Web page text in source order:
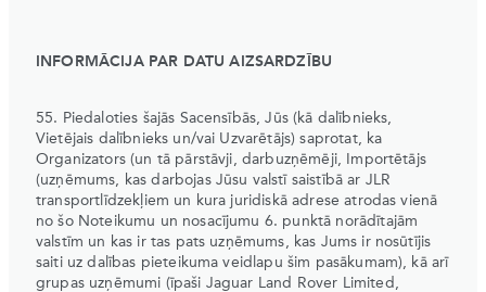
INFORMĀCIJA PAR DATU AIZSARDZĪBU
55. Piedaloties šajās Sacensībās, Jūs (kā dalībnieks,
Vietējais dalībnieks un/vai Uzvarētājs) saprotat, ka
Organizators (un tā pārstāvji, darbuzņēmēji, Importētājs
(uzņēmums, kas darbojas Jūsu valstī saistībā ar JLR
transportlīdzekļiem un kura juridiskā adrese atrodas vienā
no šo Noteikumu un nosacījumu 6. punktā norādītajām
valstīm un kas ir tas pats uzņēmums, kas Jums ir nosūtījis
saiti uz dalības pieteikuma veidlapu šim pasākumam), kā arī
grupas uzņēmumi (īpaši Jaguar Land Rover Limited,